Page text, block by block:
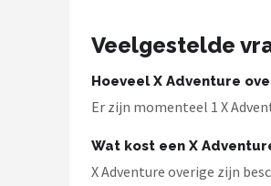
Chouette-Chouette
Veelgestelde
Hoeveel X Adventure
Er zijn momenteel 1 X
Wat kost een X
X Adventure overige zijn